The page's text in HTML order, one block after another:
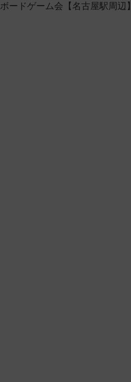
ボードゲーム会【名古屋駅周辺】